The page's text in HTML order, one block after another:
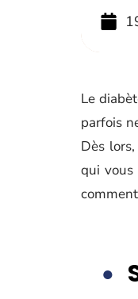
Le
parfois
Dès lors,
qui vous